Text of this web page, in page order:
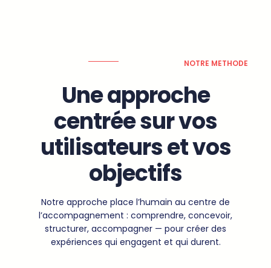
NOTRE METHODE
Une approche
centrée sur vos
utilisateurs et vos
objectifs
Notre approche place l’humain au centre de
l’accompagnement : comprendre, concevoir,
structurer, accompagner — pour créer des
expériences qui engagent et qui durent.